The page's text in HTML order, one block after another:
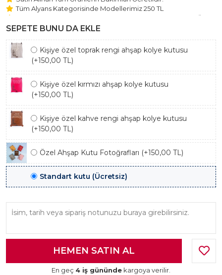
Tüm Alyans Kategorisinde Modellerimiz 250 TL
Beştaş Tektaş Kolye ve Bileklik Modellerimiz 150 TL Sabit Ücret
ile Hareket Edilmektedir.
SEPETE BUNU DA EKLE
Kişiye özel toprak rengi ahşap kolye kutusu
(+150,00 TL)
Kişiye özel kırmızı ahşap kolye kutusu
(+150,00 TL)
Kişiye özel kahve rengi ahşap kolye kutusu
(+150,00 TL)
Özel Ahşap Kutu Fotoğrafları (+150,00 TL)
Standart kutu (Ücretsiz)
En geç 4 iş gününde kargoya verilir.